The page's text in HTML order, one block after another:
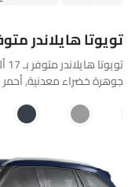
تويوتا هايلاندر متوفر بـ
جوهرة خضراء معدنية,
بريشس ميتال, سيلفر ميتاليك.